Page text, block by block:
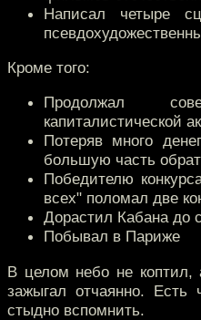
Написал четыре
Кроме того:
Продолжал
капиталистической
Потеряв много
большую часть
Победителю
всех" поломал две
Дорастил Кабана до
Побывал в Париже
В целом небо не
зажыгал отчаянно. Есть
стыдно вспомнить.